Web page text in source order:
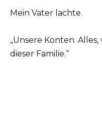
Mein Vater lachte.
„Unsere Konten.
dieser Familie.“